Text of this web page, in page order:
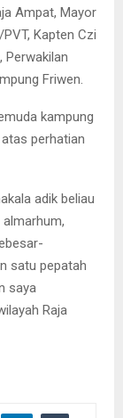
Ampat, Mayor
Kapten Czi
Perwakilan
Friwen.
kampung
perhatian
adik beliau
satu pepatah
saya
Raja